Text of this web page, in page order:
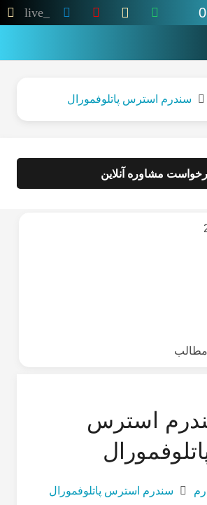
live_tv
سندرم استرس پاتلوفمورال
مشاوره آنلاین
مطالب
استرس
سندرم استرس پاتلوفمورال